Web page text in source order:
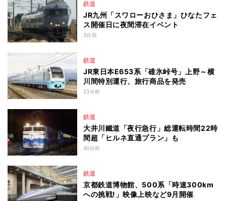
鉄道
JR九州「スワローおひさま」ひなたフェ
ス開催日に夜間滞在イベント
3分前
鉄道
JR東日本E653系「碓氷峠号」上野～横
川間特別運行、旅行商品を発売
23分前
鉄道
大井川鐵道「夜行急行」総運転時間22時
間超「ヒルネ直通プラン」も
40分前
鉄道
京都鉄道博物館、500系「時速300km
への挑戦!」映像上映など9月開催